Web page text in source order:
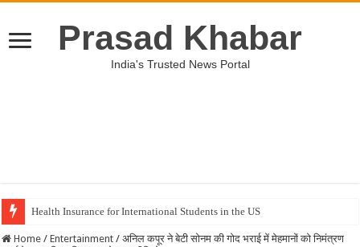
Prasad Khabar
India's Trusted News Portal
Health Insurance for International Students in the US
Home / Entertainment / अनिल कपूर ने बेटी सोनम की गोद भराई में मेहमानों को निमंत्रण